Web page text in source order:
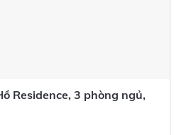
Residence, 3 phòng ngủ,